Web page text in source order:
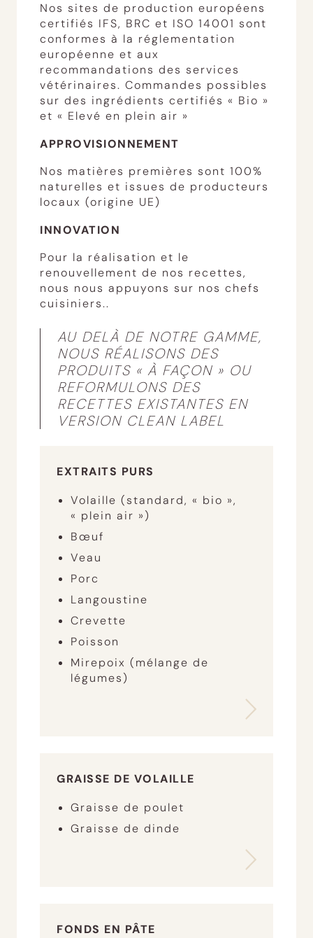
Nos sites de production européens
certifiés IFS, BRC et ISO 14001 sont
conformes à la réglementation
européenne et aux
recommandations des services
vétérinaires. Commandes possibles
sur des ingrédients certifiés « Bio »
et « Elevé en plein air »
APPROVISIONNEMENT
Nos matières premières sont 100%
naturelles et issues de producteurs
locaux (origine UE)
INNOVATION
Pour la réalisation et le
renouvellement de nos recettes,
nous nous appuyons sur nos chefs
cuisiniers..
AU DELÀ DE NOTRE GAMME,
NOUS RÉALISONS DES
PRODUITS « À FAÇON » OU
REFORMULONS DES
RECETTES EXISTANTES EN
VERSION CLEAN LABEL
EXTRAITS PURS
Volaille (standard, « bio »,
« plein air »)
Bœuf
Veau
Porc
Langoustine
Crevette
Poisson
Mirepoix (mélange de
légumes)
GRAISSE DE VOLAILLE
Graisse de poulet
Graisse de dinde
FONDS EN PÂTE